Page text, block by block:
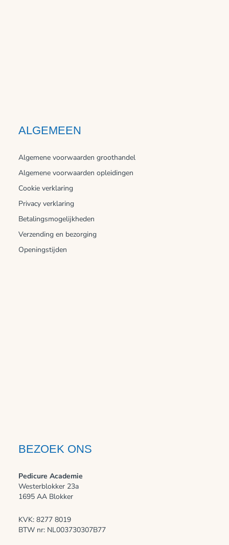
ALGEMEEN
Algemene voorwaarden groothandel
Algemene voorwaarden opleidingen
Cookie verklaring
Privacy verklaring
Betalingsmogelijkheden
Verzending en bezorging
Openingstijden
BEZOEK ONS
Pedicure Academie
Westerblokker 23a
1695 AA Blokker
KVK: 8277 8019
BTW nr: NL003730307B77